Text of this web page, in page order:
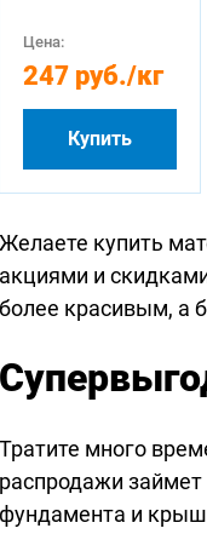
Цена:
247 руб./кг
Купить
Желаете купить
акциями и
более красивым, а
Тратите много
распродажи
фундамента и